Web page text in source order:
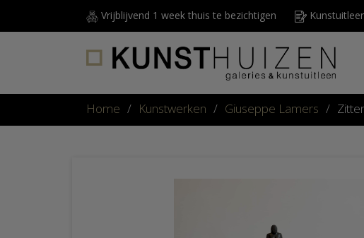
Vrijblijvend 1 week thuis te bezichtigen
Home / Kunstwerken / Giuseppe Lamers /